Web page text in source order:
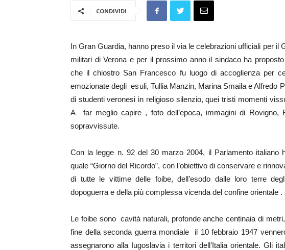
CONDIVIDI
In Gran Guardia, hanno preso il via le celebrazioni ufficiali per
militari di Verona e per il prossimo anno il sindaco ha
che il chiostro San Francesco fu luogo di accoglienza per
emozionate degli esuli, Tullia Manzin, Marina Smaila e Alfredo
di studenti veronesi in religioso silenzio, quei tristi momenti
A far meglio capire , foto dell’epoca, immagini di Rovigno,
sopravvissute.
Con la legge n. 92 del 30 marzo 2004, il Parlamento italiano
quale “Giorno del Ricordo”, con l’obiettivo di conservare e
di tutte le vittime delle foibe, dell’esodo dalle loro terre
dopoguerra e della più complessa vicenda del confine orientale .
Le foibe sono cavità naturali, profonde anche centinaia di
fine della seconda guerra mondiale il 10 febbraio 1947
assegnarono alla Iugoslavia i territori dell’Italia orientale. Gli